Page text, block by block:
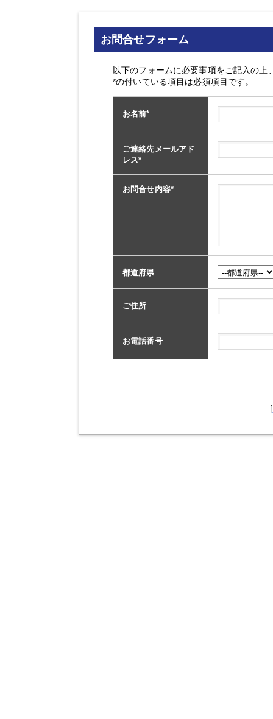
お問合せフォーム
以下のフォームに必要事項をご記入の
*の付いている項目は必須項目です。
お名前*
ご連絡先メールアド
レス*
お問合せ内容*
都道府県
ご住所
お電話番号
[